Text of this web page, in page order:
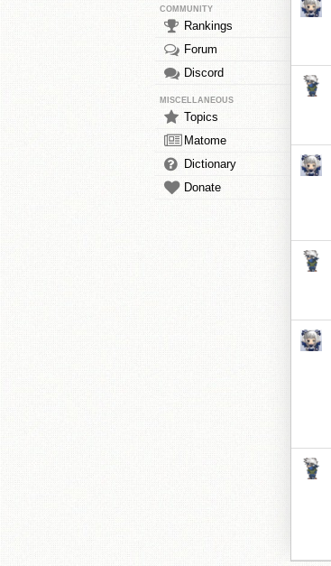
COMMUNITY
Rankings
Forum
Discord
MISCELLANEOUS
Topics
Matome
Dictionary
Donate